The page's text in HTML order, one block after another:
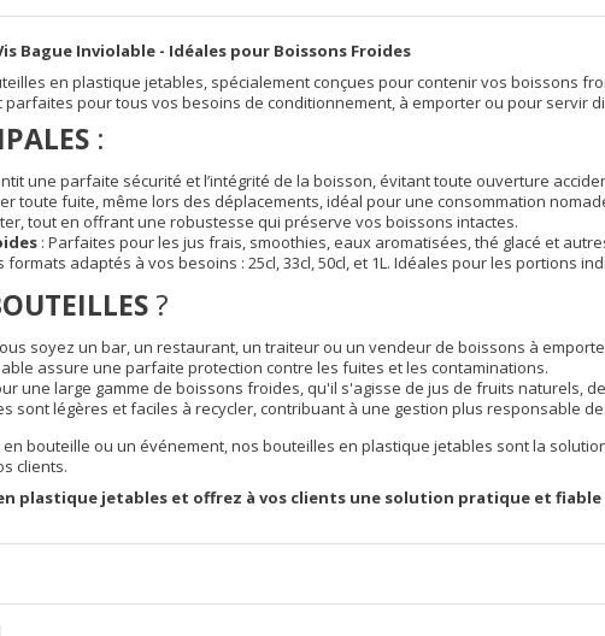
Bague Inviolable - Idéales pour Boissons Froides
en plastique jetables, spécialement conçues pour contenir vos boissons
parfaites pour tous vos besoins de conditionnement, à emporter ou pour servir
:
une parfaite sécurité et l’intégrité de la boisson, évitant toute ouverture
toute fuite, même lors des déplacements, idéal pour une consommation
tout en offrant une robustesse qui préserve vos boissons intactes.
: Parfaites pour les jus frais, smoothies, eaux aromatisées, thé glacé et
formats adaptés à vos besoins : 25cl, 33cl, 50cl, et 1L. Idéales pour les portions
?
soyez un bar, un restaurant, un traiteur ou un vendeur de boissons à
assure une parfaite protection contre les fuites et les contaminations.
une large gamme de boissons froides, qu'il s'agisse de jus de fruits naturels,
sont légères et faciles à recycler, contribuant à une gestion plus responsable
bouteille ou un événement, nos bouteilles en plastique jetables sont la
clients.
plastique jetables et offrez à vos clients une solution pratique et